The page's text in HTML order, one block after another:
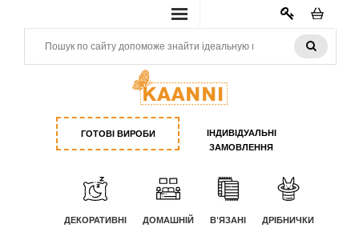
КАБИНЕТ
ГОТОВІ ВИРОБИ
ІНДИВІДУАЛЬНІ
ЗАМОВЛЕННЯ
ДЕКОРАТИВНІ
ДОМАШНІЙ
В'ЯЗАНІ
ДРІБНИЧКИ